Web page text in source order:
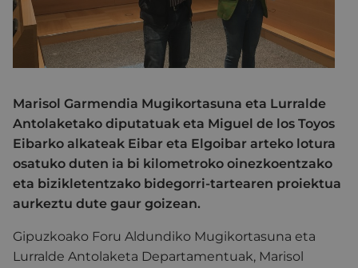
Marisol Garmendia Mugikortasuna eta Lurralde
Antolaketako diputatuak eta Miguel de los Toyos
Eibarko alkateak Eibar eta Elgoibar arteko lotura
osatuko duten ia bi kilometroko oinezkoentzako
eta bizikletentzako bidegorri-tartearen proiektua
aurkeztu dute gaur goizean.
Gipuzkoako Foru Aldundiko Mugikortasuna eta
Lurralde Antolaketa Departamentuak, Marisol